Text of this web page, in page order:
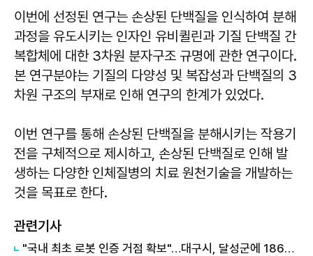
이번에 선정된 연구는 손상된 단백질을 인식하여 분해
과정을 유도시키는 인자인 유비퀼린과 기질 단백질 간
복합체에 대한 3차원 분자구조 규명에 관한 연구이다.
본 연구분야는 기질의 다양성 및 복잡성과 단백질의 3
차원 구조의 부재로 인해 연구의 한계가 있었다.
이번 연구를 통해 손상된 단백질을 분해시키는 작용기
전을 구체적으로 제시하고, 손상된 단백질로 인해 발
생하는 다양한 인체질병의 치료 원천기술을 개발하는
것을 목표로 한다.
관련기사
"국내 최초 로봇 인증 거점 확보"…대구시, 달성군에 186억 투입해 휴머노이드 센터 구축